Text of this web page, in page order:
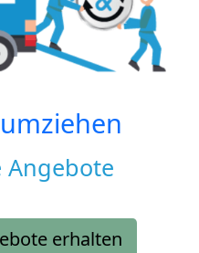
Angebote
erhalten